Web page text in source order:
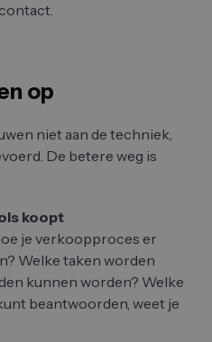
op
niet aan de techniek,
De betere weg is
koopt
je verkoopproces er
Welke taken worden
kunnen worden? Welke
beantwoorden, weet je